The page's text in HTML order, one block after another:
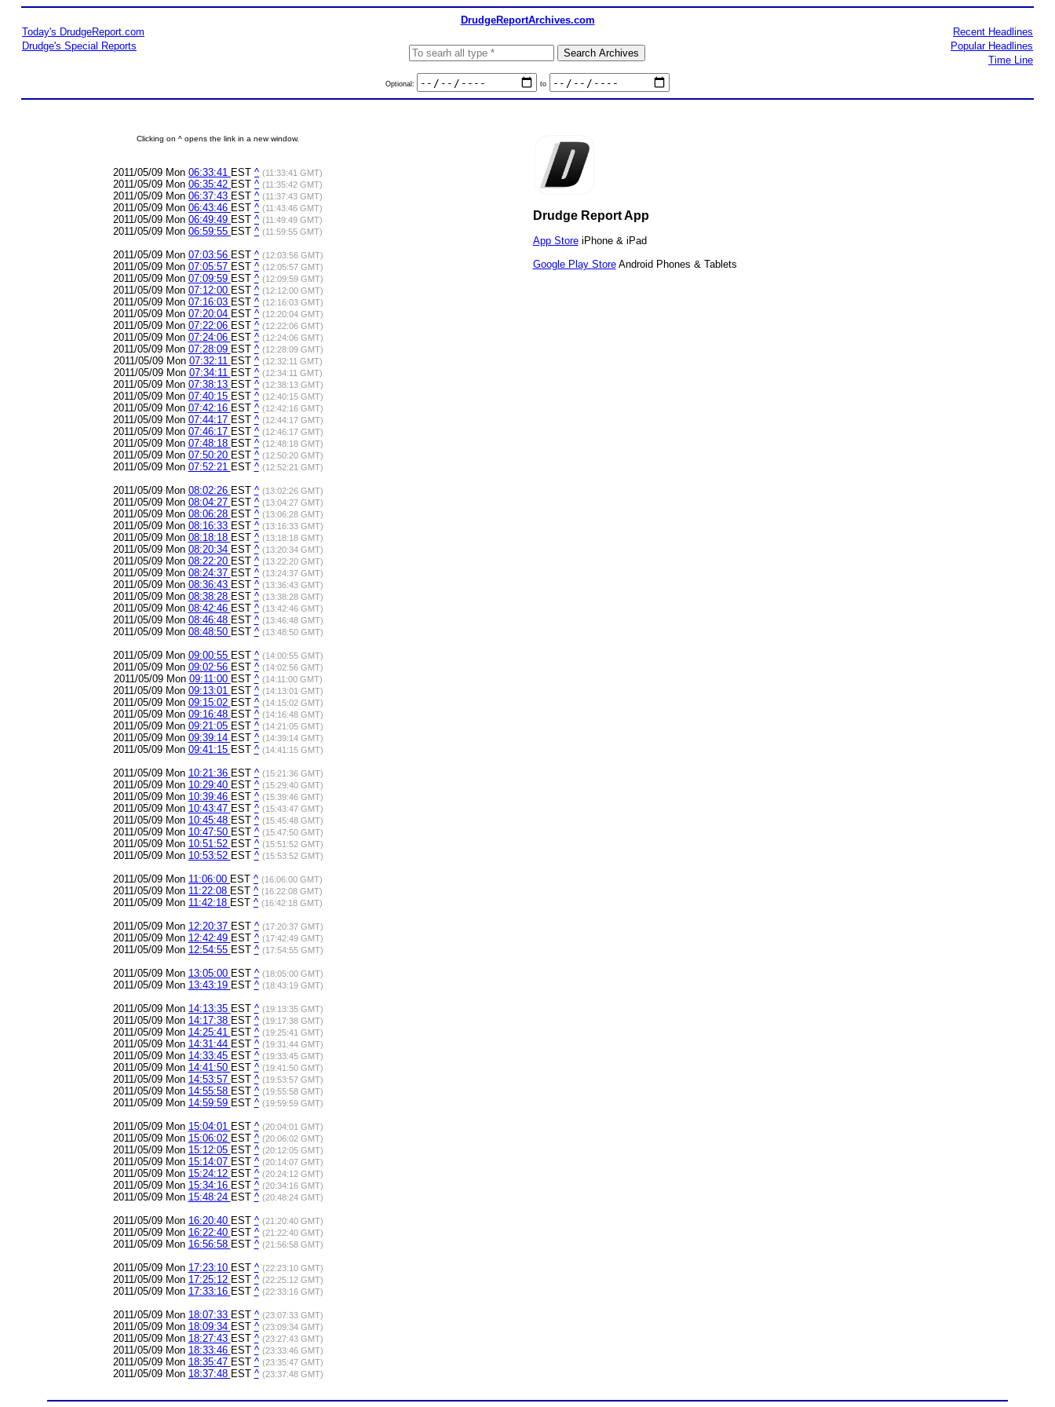
DrudgeReportArchives.com
Today's DrudgeReport.com
Drudge's Special Reports
Optional: to
Recent Headlines
Popular Headlines
Time Line
Clicking on ^ opens the link in a new window.
2011/05/09 Mon 06:33:41 EST ^ (11:33:41 GMT)
2011/05/09 Mon 06:35:42 EST ^ (11:35:42 GMT)
2011/05/09 Mon 06:37:43 EST ^ (11:37:43 GMT)
2011/05/09 Mon 06:43:46 EST ^ (11:43:46 GMT)
2011/05/09 Mon 06:49:49 EST ^ (11:49:49 GMT)
2011/05/09 Mon 06:59:55 EST ^ (11:59:55 GMT)
2011/05/09 Mon 07:03:56 EST ^ (12:03:56 GMT)
2011/05/09 Mon 07:05:57 EST ^ (12:05:57 GMT)
2011/05/09 Mon 07:09:59 EST ^ (12:09:59 GMT)
2011/05/09 Mon 07:12:00 EST ^ (12:12:00 GMT)
2011/05/09 Mon 07:16:03 EST ^ (12:16:03 GMT)
2011/05/09 Mon 07:20:04 EST ^ (12:20:04 GMT)
2011/05/09 Mon 07:22:06 EST ^ (12:22:06 GMT)
2011/05/09 Mon 07:24:06 EST ^ (12:24:06 GMT)
2011/05/09 Mon 07:28:09 EST ^ (12:28:09 GMT)
2011/05/09 Mon 07:32:11 EST ^ (12:32:11 GMT)
2011/05/09 Mon 07:34:11 EST ^ (12:34:11 GMT)
2011/05/09 Mon 07:38:13 EST ^ (12:38:13 GMT)
2011/05/09 Mon 07:40:15 EST ^ (12:40:15 GMT)
2011/05/09 Mon 07:42:16 EST ^ (12:42:16 GMT)
2011/05/09 Mon 07:44:17 EST ^ (12:44:17 GMT)
2011/05/09 Mon 07:46:17 EST ^ (12:46:17 GMT)
2011/05/09 Mon 07:48:18 EST ^ (12:48:18 GMT)
2011/05/09 Mon 07:50:20 EST ^ (12:50:20 GMT)
2011/05/09 Mon 07:52:21 EST ^ (12:52:21 GMT)
2011/05/09 Mon 08:02:26 EST ^ (13:02:26 GMT)
2011/05/09 Mon 08:04:27 EST ^ (13:04:27 GMT)
2011/05/09 Mon 08:06:28 EST ^ (13:06:28 GMT)
2011/05/09 Mon 08:16:33 EST ^ (13:16:33 GMT)
2011/05/09 Mon 08:18:18 EST ^ (13:18:18 GMT)
2011/05/09 Mon 08:20:34 EST ^ (13:20:34 GMT)
2011/05/09 Mon 08:22:20 EST ^ (13:22:20 GMT)
2011/05/09 Mon 08:24:37 EST ^ (13:24:37 GMT)
2011/05/09 Mon 08:36:43 EST ^ (13:36:43 GMT)
2011/05/09 Mon 08:38:28 EST ^ (13:38:28 GMT)
2011/05/09 Mon 08:42:46 EST ^ (13:42:46 GMT)
2011/05/09 Mon 08:46:48 EST ^ (13:46:48 GMT)
2011/05/09 Mon 08:48:50 EST ^ (13:48:50 GMT)
2011/05/09 Mon 09:00:55 EST ^ (14:00:55 GMT)
2011/05/09 Mon 09:02:56 EST ^ (14:02:56 GMT)
2011/05/09 Mon 09:11:00 EST ^ (14:11:00 GMT)
2011/05/09 Mon 09:13:01 EST ^ (14:13:01 GMT)
2011/05/09 Mon 09:15:02 EST ^ (14:15:02 GMT)
2011/05/09 Mon 09:16:48 EST ^ (14:16:48 GMT)
2011/05/09 Mon 09:21:05 EST ^ (14:21:05 GMT)
2011/05/09 Mon 09:39:14 EST ^ (14:39:14 GMT)
2011/05/09 Mon 09:41:15 EST ^ (14:41:15 GMT)
2011/05/09 Mon 10:21:36 EST ^ (15:21:36 GMT)
2011/05/09 Mon 10:29:40 EST ^ (15:29:40 GMT)
2011/05/09 Mon 10:39:46 EST ^ (15:39:46 GMT)
2011/05/09 Mon 10:43:47 EST ^ (15:43:47 GMT)
2011/05/09 Mon 10:45:48 EST ^ (15:45:48 GMT)
2011/05/09 Mon 10:47:50 EST ^ (15:47:50 GMT)
2011/05/09 Mon 10:51:52 EST ^ (15:51:52 GMT)
2011/05/09 Mon 10:53:52 EST ^ (15:53:52 GMT)
2011/05/09 Mon 11:06:00 EST ^ (16:06:00 GMT)
2011/05/09 Mon 11:22:08 EST ^ (16:22:08 GMT)
2011/05/09 Mon 11:42:18 EST ^ (16:42:18 GMT)
2011/05/09 Mon 12:20:37 EST ^ (17:20:37 GMT)
2011/05/09 Mon 12:42:49 EST ^ (17:42:49 GMT)
2011/05/09 Mon 12:54:55 EST ^ (17:54:55 GMT)
2011/05/09 Mon 13:05:00 EST ^ (18:05:00 GMT)
2011/05/09 Mon 13:43:19 EST ^ (18:43:19 GMT)
2011/05/09 Mon 14:13:35 EST ^ (19:13:35 GMT)
2011/05/09 Mon 14:17:38 EST ^ (19:17:38 GMT)
2011/05/09 Mon 14:25:41 EST ^ (19:25:41 GMT)
2011/05/09 Mon 14:31:44 EST ^ (19:31:44 GMT)
2011/05/09 Mon 14:33:45 EST ^ (19:33:45 GMT)
2011/05/09 Mon 14:41:50 EST ^ (19:41:50 GMT)
2011/05/09 Mon 14:53:57 EST ^ (19:53:57 GMT)
2011/05/09 Mon 14:55:58 EST ^ (19:55:58 GMT)
2011/05/09 Mon 14:59:59 EST ^ (19:59:59 GMT)
2011/05/09 Mon 15:04:01 EST ^ (20:04:01 GMT)
2011/05/09 Mon 15:06:02 EST ^ (20:06:02 GMT)
2011/05/09 Mon 15:12:05 EST ^ (20:12:05 GMT)
2011/05/09 Mon 15:14:07 EST ^ (20:14:07 GMT)
2011/05/09 Mon 15:24:12 EST ^ (20:24:12 GMT)
2011/05/09 Mon 15:34:16 EST ^ (20:34:16 GMT)
2011/05/09 Mon 15:48:24 EST ^ (20:48:24 GMT)
2011/05/09 Mon 16:20:40 EST ^ (21:20:40 GMT)
2011/05/09 Mon 16:22:40 EST ^ (21:22:40 GMT)
2011/05/09 Mon 16:56:58 EST ^ (21:56:58 GMT)
2011/05/09 Mon 17:23:10 EST ^ (22:23:10 GMT)
2011/05/09 Mon 17:25:12 EST ^ (22:25:12 GMT)
2011/05/09 Mon 17:33:16 EST ^ (22:33:16 GMT)
2011/05/09 Mon 18:07:33 EST ^ (23:07:33 GMT)
2011/05/09 Mon 18:09:34 EST ^ (23:09:34 GMT)
2011/05/09 Mon 18:27:43 EST ^ (23:27:43 GMT)
2011/05/09 Mon 18:33:46 EST ^ (23:33:46 GMT)
2011/05/09 Mon 18:35:47 EST ^ (23:35:47 GMT)
2011/05/09 Mon 18:37:48 EST ^ (23:37:48 GMT)
Drudge Report App
App StoreiPhone & iPad
Google Play StoreAndroid Phones & Tablets